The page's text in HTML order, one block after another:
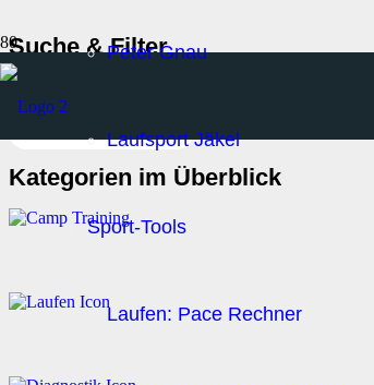
Peter Gnau
Laufsport Jäkel
Sport-Tools
Laufen: Pace Rechner
Suche & Filter
Alle Filter löschen
Kategorien im Überblick